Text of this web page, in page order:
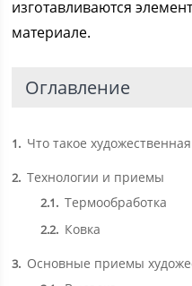
изготавливаются
материале.
Оглавление
1 Что такое
2 Технологии и приемы
2.1 Термообработка
2.2 Ковка
3 Основные приемы